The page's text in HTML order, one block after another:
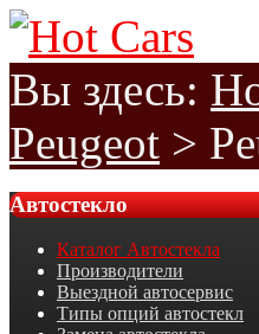
Вы здесь:
Peugeot >
Автостекло
Каталог Автостекла
Производители
Выездной автосервис
Типы опций автостекл